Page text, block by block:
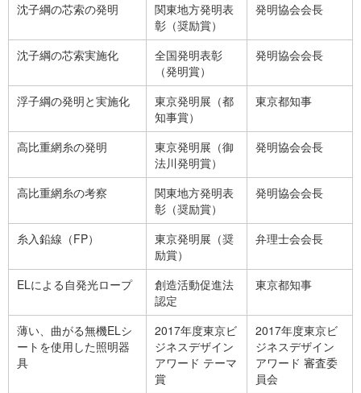
沈子綱の芯索の発明
関東地方発明表
彰（奨励賞）
発明協会会長
沈子綱の芯索実施化
全国発明表彰
（発明賞）
発明協会会長
浮子綱の発明と実施化
東京発明展（都
知事賞）
東京都知事
高比重網糸の発明
東京発明展（御
法川発明賞）
発明協会会長
高比重網糸の考察
関東地方発明表
彰（奨励賞）
発明協会会長
糸入鉛線（FP）
東京発明展（奨
励賞）
弁理士会会長
ELによる自発光ロープ
創造活動促進法
認定
東京都知事
薄い、曲がる無機ELシ
ートを使用した照明器
具
2017年度東京ビ
ジネスデザイン
アワード テーマ
賞
2017年度東京ビ
ジネスデザイン
アワード 審査委
員会